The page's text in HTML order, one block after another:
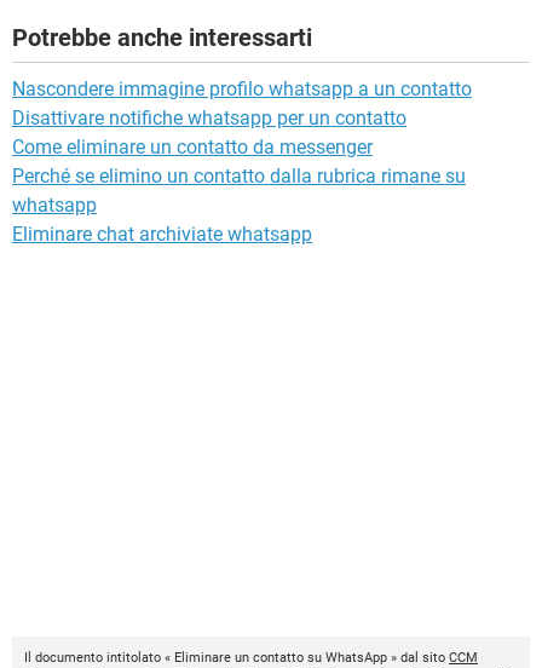
Potrebbe anche interessarti
Nascondere immagine profilo whatsapp a un contatto
Disattivare notifiche whatsapp per un contatto
Come eliminare un contatto da messenger
Perché se elimino un contatto dalla rubrica rimane su
whatsapp
Eliminare chat archiviate whatsapp
Il documento intitolato « Eliminare un contatto su WhatsApp » dal sito CCM